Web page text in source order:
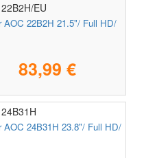
EU
AOC 22B2H 21.5"/ Full HD/
83,99 €
AOC 24B31H 23.8"/ Full HD/